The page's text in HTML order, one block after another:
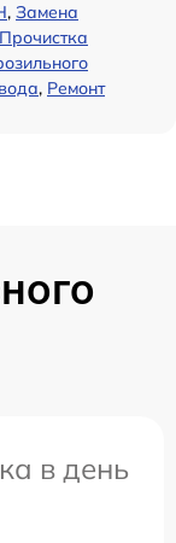
, Замена
Прочистка
, Ремонт
в день